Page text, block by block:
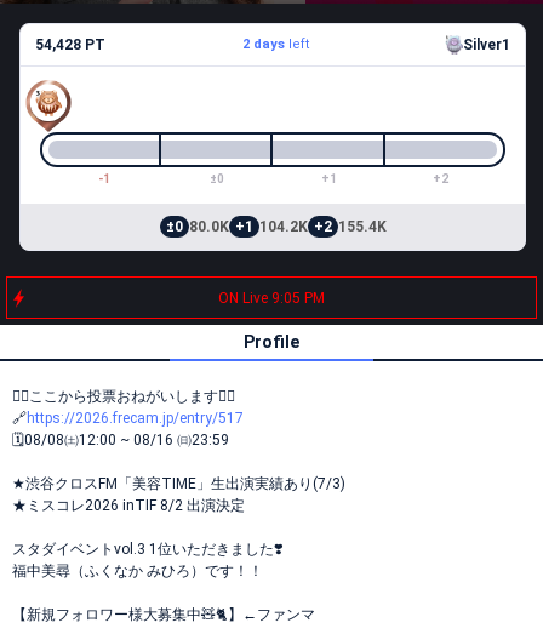
54,428 PT 2 daysleft Silver1
-1 ±0 +1 +2
±0 80.0K +1 104.2K +2 155.4K
ON Live 9:05 PM
Profile
👇🏻ここから投票おねがいします👇🏻⁡
⁡🔗https://2026.frecam.jp/entry/517
⁡⁡🗓08/08㈯12:00 ~ 08/16 ㈰23:59
★渋谷クロスFM「美容TIME」生出演実績あり(7/3)
★ミスコレ2026 inTIF 8/2 出演決定
スタダイベントvol.3 1位いただきました❣️
福中美尋（ふくなか みひろ）です！！
【新規フォロワー様大募集中🧸🐈】←ファンマ